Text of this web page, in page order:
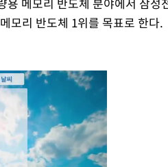
모리 반도체 1위를 목표로 한다.